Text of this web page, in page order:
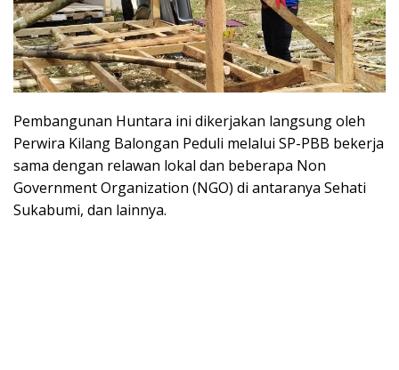
Pembangunan Huntara ini dikerjakan langsung oleh
Perwira Kilang Balongan Peduli melalui SP-PBB bekerja
sama dengan relawan lokal dan beberapa Non
Government Organization (NGO) di antaranya Sehati
Sukabumi, dan lainnya.